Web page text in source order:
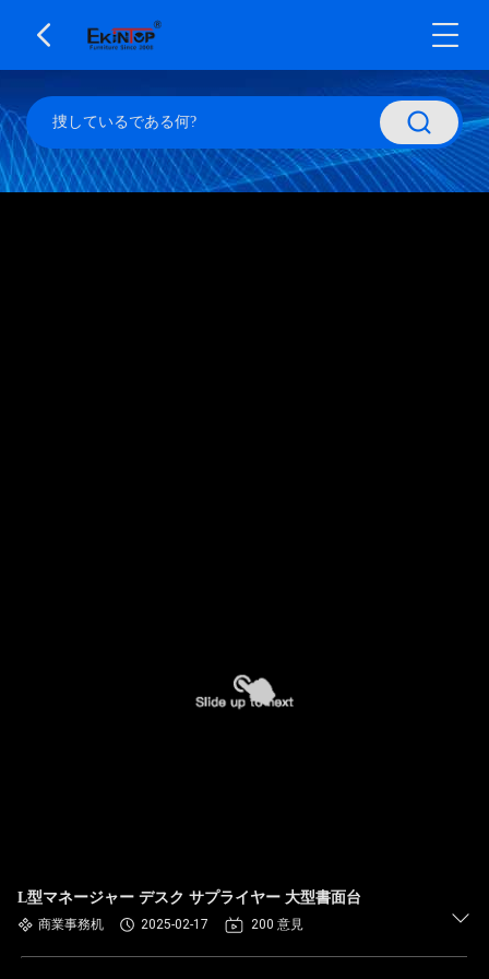
L型マネージャー デスク サプライヤー 大型書面台
商業事務机 2025-02-17 200 意見